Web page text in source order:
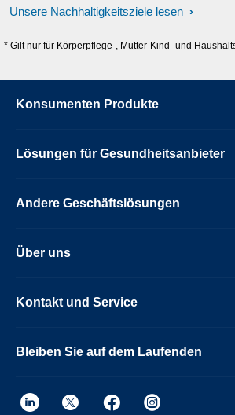
Unsere Nachhaltigkeitsziele lesen
* Gilt nur für Körperpflege-, Mutter-Kind- und
Konsumenten Produkte
Lösungen für Gesundheitsanbieter
Andere Geschäftslösungen
Über uns
Kontakt und Service
Bleiben Sie auf dem Laufenden